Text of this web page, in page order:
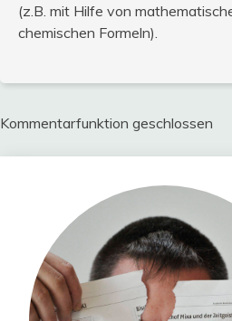
(z.B. mit Hilfe von
chemischen Formeln).
Kommentarfunktion geschlossen